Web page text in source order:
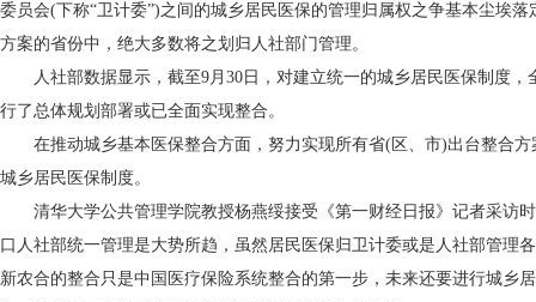
委员会(下称“卫计委”)之间的城乡居民医保的管理归属权之争基本尘埃
方案的省份中，绝大多数将之划归人社部门管理。
人社部数据显示，截至9月30日，对建立统一的城乡居民医保制度，
行了总体规划部署或已全面实现整合。
在推动城乡基本医保整合方面，努力实现所有省(区、市)出台整合方
城乡居民医保制度。
清华大学公共管理学院教授杨燕绥接受《第一财经日报》记者采访
口人社部统一管理是大势所趋，虽然居民医保归卫计委或是人社部管理
新农合的整合只是中国医疗保险系统整合的第一步，未来还要进行城乡